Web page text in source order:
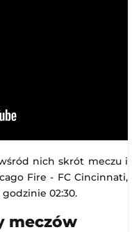
nich skrót meczu i
Fire - FC Cincinnati,
02:30.
meczów